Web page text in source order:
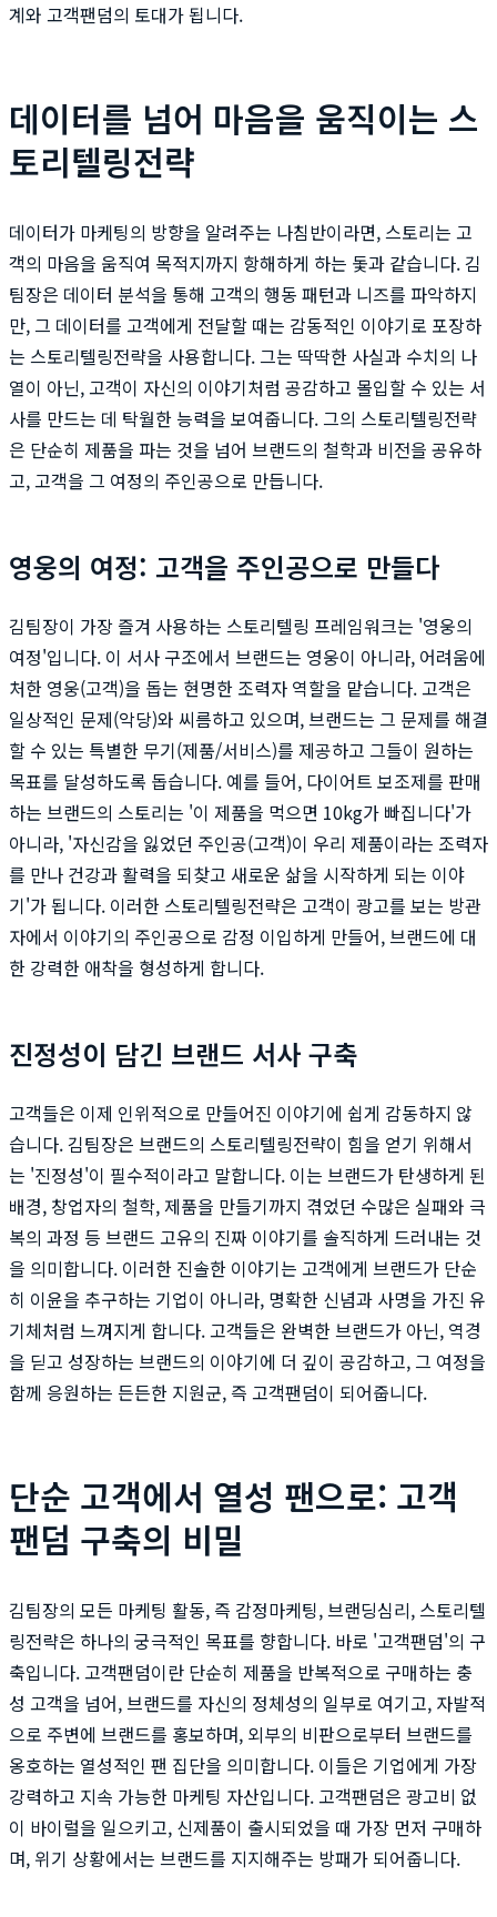
계와 고객팬덤의 토대가 됩니다.
데이터를 넘어 마음을 움직이는 스
토리텔링전략
데이터가 마케팅의 방향을 알려주는 나침반이라면, 스토리는 고
객의 마음을 움직여 목적지까지 항해하게 하는 돛과 같습니다. 김
팀장은 데이터 분석을 통해 고객의 행동 패턴과 니즈를 파악하지
만, 그 데이터를 고객에게 전달할 때는 감동적인 이야기로 포장하
는 스토리텔링전략을 사용합니다. 그는 딱딱한 사실과 수치의 나
열이 아닌, 고객이 자신의 이야기처럼 공감하고 몰입할 수 있는 서
사를 만드는 데 탁월한 능력을 보여줍니다. 그의 스토리텔링전략
은 단순히 제품을 파는 것을 넘어 브랜드의 철학과 비전을 공유하
고, 고객을 그 여정의 주인공으로 만듭니다.
영웅의 여정: 고객을 주인공으로 만들다
김팀장이 가장 즐겨 사용하는 스토리텔링 프레임워크는 '영웅의
여정'입니다. 이 서사 구조에서 브랜드는 영웅이 아니라, 어려움에
처한 영웅(고객)을 돕는 현명한 조력자 역할을 맡습니다. 고객은
일상적인 문제(악당)와 씨름하고 있으며, 브랜드는 그 문제를 해결
할 수 있는 특별한 무기(제품/서비스)를 제공하고 그들이 원하는
목표를 달성하도록 돕습니다. 예를 들어, 다이어트 보조제를 판매
하는 브랜드의 스토리는 '이 제품을 먹으면 10kg가 빠집니다'가
아니라, '자신감을 잃었던 주인공(고객)이 우리 제품이라는 조력자
를 만나 건강과 활력을 되찾고 새로운 삶을 시작하게 되는 이야
기'가 됩니다. 이러한 스토리텔링전략은 고객이 광고를 보는 방관
자에서 이야기의 주인공으로 감정 이입하게 만들어, 브랜드에 대
한 강력한 애착을 형성하게 합니다.
진정성이 담긴 브랜드 서사 구축
고객들은 이제 인위적으로 만들어진 이야기에 쉽게 감동하지 않
습니다. 김팀장은 브랜드의 스토리텔링전략이 힘을 얻기 위해서
는 '진정성'이 필수적이라고 말합니다. 이는 브랜드가 탄생하게 된
배경, 창업자의 철학, 제품을 만들기까지 겪었던 수많은 실패와 극
복의 과정 등 브랜드 고유의 진짜 이야기를 솔직하게 드러내는 것
을 의미합니다. 이러한 진솔한 이야기는 고객에게 브랜드가 단순
히 이윤을 추구하는 기업이 아니라, 명확한 신념과 사명을 가진 유
기체처럼 느껴지게 합니다. 고객들은 완벽한 브랜드가 아닌, 역경
을 딛고 성장하는 브랜드의 이야기에 더 깊이 공감하고, 그 여정을
함께 응원하는 든든한 지원군, 즉 고객팬덤이 되어줍니다.
단순 고객에서 열성 팬으로: 고객
팬덤 구축의 비밀
김팀장의 모든 마케팅 활동, 즉 감정마케팅, 브랜딩심리, 스토리텔
링전략은 하나의 궁극적인 목표를 향합니다. 바로 '고객팬덤'의 구
축입니다. 고객팬덤이란 단순히 제품을 반복적으로 구매하는 충
성 고객을 넘어, 브랜드를 자신의 정체성의 일부로 여기고, 자발적
으로 주변에 브랜드를 홍보하며, 외부의 비판으로부터 브랜드를
옹호하는 열성적인 팬 집단을 의미합니다. 이들은 기업에게 가장
강력하고 지속 가능한 마케팅 자산입니다. 고객팬덤은 광고비 없
이 바이럴을 일으키고, 신제품이 출시되었을 때 가장 먼저 구매하
며, 위기 상황에서는 브랜드를 지지해주는 방패가 되어줍니다.